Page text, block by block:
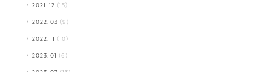
2021.12 (15)
2022.03 (9)
2022.11 (10)
2023.01 (6)